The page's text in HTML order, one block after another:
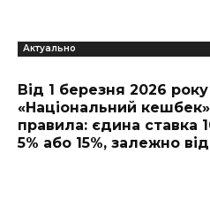
Актуально
Від 1 березня 2026
«Національний
правила: єдина ставка
5% або 15%, залежно